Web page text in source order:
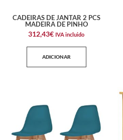
CADEIRAS DE JANTAR 2 PCS
MADEIRA DE PINHO
312,43€ IVA incluido
ADICIONAR